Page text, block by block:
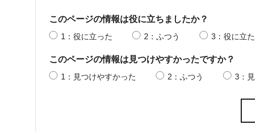
このページの情報は役に立ちましたか？
1：役に立った 2：ふつう 3：役に立
このページの情報は見つけやすかったですか？
1：見つけやすかった 2：ふつう 3：